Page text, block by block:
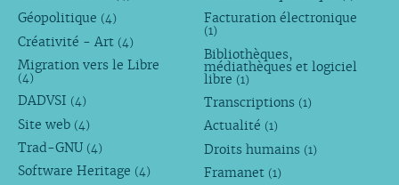
Géopolitique (4)
Créativité - Art (4)
Migration vers le Libre
(4)
DADVSI (4)
Site web (4)
Trad-GNU (4)
Software Heritage (4)
Facturation électronique
(1)
Bibliothèques,
médiathèques et logiciel
libre (1)
Transcriptions (1)
Actualité (1)
Droits humains (1)
Framanet (1)